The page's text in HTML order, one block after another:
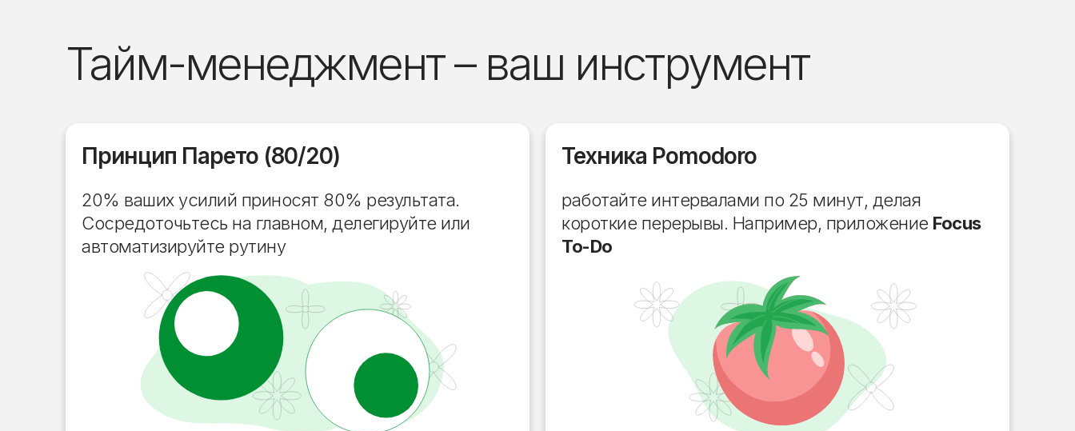
Тайм-менеджмент – ваш инструмент
Принцип Парето (80/20)
20% ваших усилий приносят 80% результата.
Сосредоточьтесь на главном, делегируйте или
автоматизируйте рутину
работайте интервалами по 25 минут, делая
короткие перерывы. Например, приложение Focus
To-Do
Техника Pomodoro